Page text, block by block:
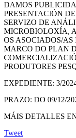
DAMOS
PRESENTACIÓN
SERVIZO DE
MICROBIOLOXÍA,
OS ASOCIADOS/AS
MARCO DO PLAN
PRODUTORES
EXPEDIENTE: 3/
PRAZO: DO 09/12/
MÁIS DETALLES
Tweet